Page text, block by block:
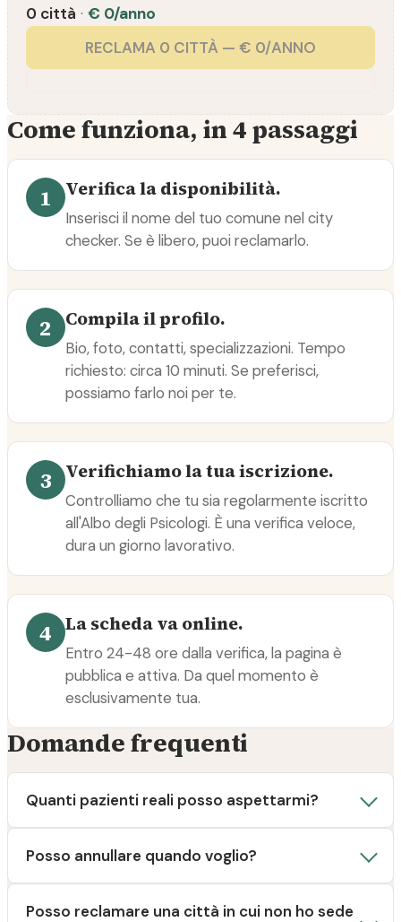
0 città · € 0/anno
RECLAMA 0 CITTÀ — € 0/ANNO
Come funziona, in 4 passaggi
1 Verifica la disponibilità.
Inserisci il nome del tuo comune nel city
checker. Se è libero, puoi reclamarlo.
2 Compila il profilo.
Bio, foto, contatti, specializzazioni. Tempo
richiesto: circa 10 minuti. Se preferisci,
possiamo farlo noi per te.
3 Verifichiamo la tua iscrizione.
Controlliamo che tu sia regolarmente iscritto
all'Albo degli Psicologi. È una verifica veloce,
dura un giorno lavorativo.
4 La scheda va online.
Entro 24-48 ore dalla verifica, la pagina è
pubblica e attiva. Da quel momento è
esclusivamente tua.
Domande frequenti
Quanti pazienti reali posso aspettarmi?
Posso annullare quando voglio?
Posso reclamare una città in cui non ho sede